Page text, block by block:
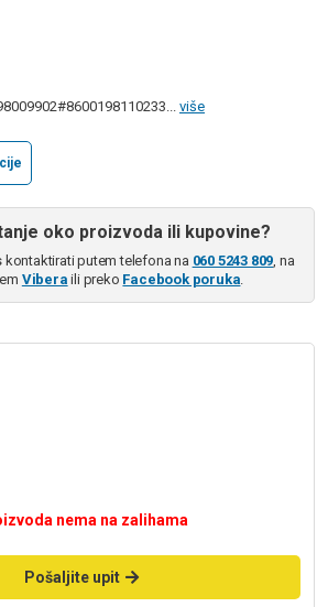
više
oko proizvoda ili kupovine?
kontaktirati putem telefona na 060 5243 809, na
Vibera ili preko Facebook poruka.
nema na zalihama
Pošaljite upit